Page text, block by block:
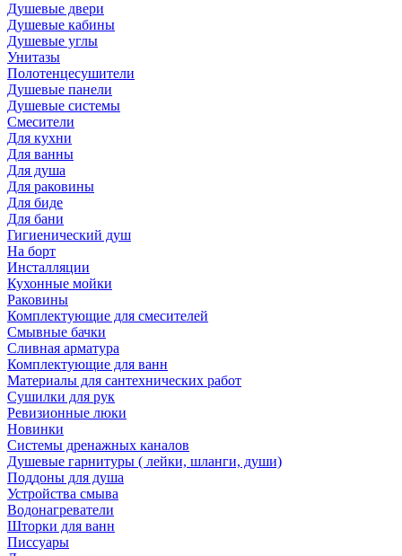
Душевые двери
Душевые кабины
Душевые углы
Унитазы
Полотенцесушители
Душевые панели
Душевые системы
Смесители
Для кухни
Для ванны
Для душа
Для раковины
Для биде
Для бани
Гигиенический душ
На борт
Инсталляции
Кухонные мойки
Раковины
Комплектующие для смесителей
Смывные бачки
Сливная арматура
Комплектующие для ванн
Материалы для сантехнических работ
Сушилки для рук
Ревизионные люки
Новинки
Системы дренажных каналов
Душевые гарнитуры ( лейки, шланги, души)
Поддоны для душа
Устройства смыва
Водонагреватели
Шторки для ванн
Писсуары